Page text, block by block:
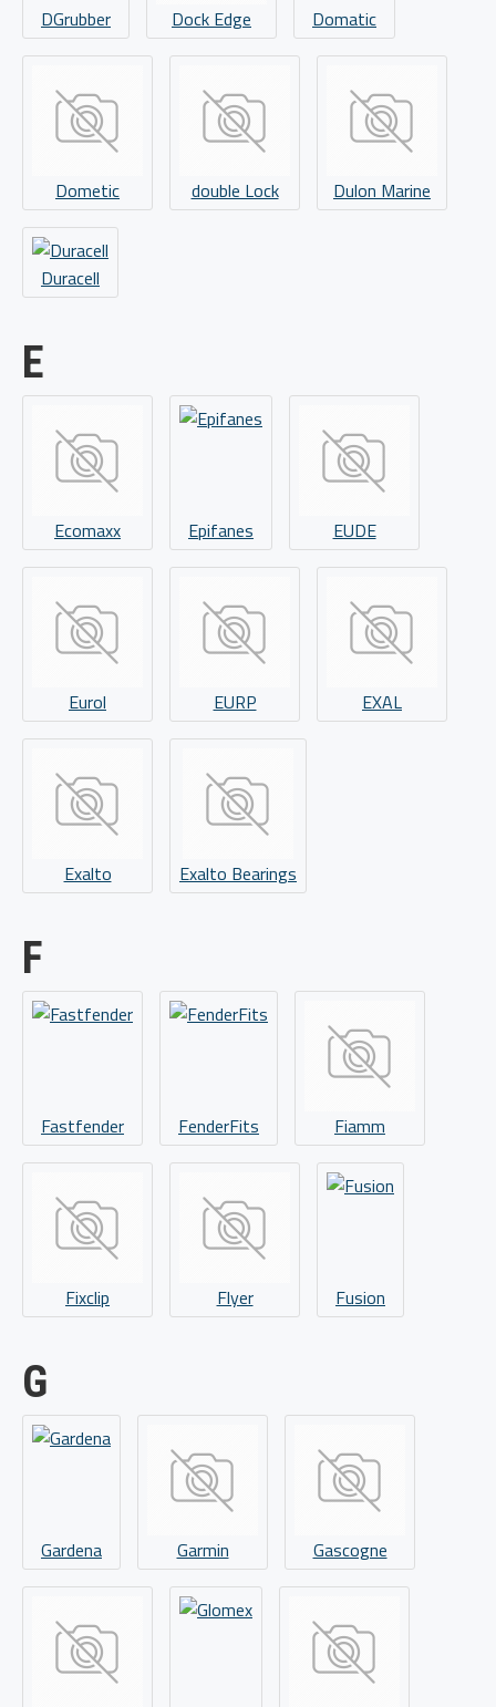
DGrubber Dock Edge Domatic
Dometic double Lock Dulon Marine
Duracell
E
Ecomaxx Epifanes EUDE
Eurol EURP EXAL
Exalto Exalto Bearings
F
Fastfender FenderFits Fiamm
Fixclip Flyer Fusion
G
Gardena Garmin Gascogne